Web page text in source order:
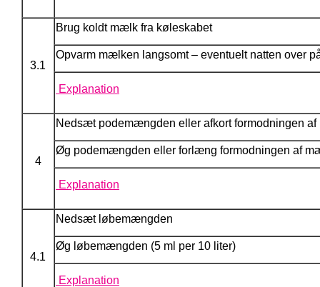
3.1
Brug koldt mælk fra køleskabet
Opvarm mælken langsomt – eventuelt natten over
Explanation
4
Nedsæt podemængden eller afkort formodningen
Øg podemængden eller forlæng formodningen af
Explanation
4.1
Nedsæt løbemængden
Øg løbemængden (5 ml per 10 liter)
Explanation